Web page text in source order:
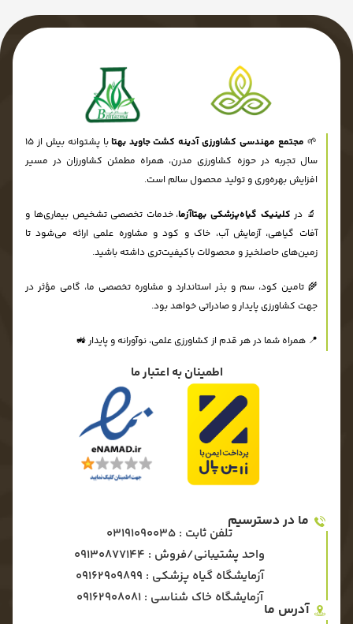
ما در دسترسیم
تلفن ثابت : 03191090035
واحد پشتیبانی/فروش : 09130877144
آزمایشگاه گیاه پزشکی : ۰۹۱۶۲۹۰۹۸۹۹
آزمایشگاه خاک شناسی : ۰۹۱۶۲۹۰۸۰۸۱
آدرس ما
اطمینان به اعتبار ما
🌱 مجتمع مهندسی کشاورزی آدینه کشت جاوید بهتا
با پشتوانه بیش از ۱۵
سال تجربه در حوزه کشاورزی مدرن، همراه مطمئن کشاورزان در مسیر
افزایش بهره‌وری و تولید محصول سالم است.
🔬 در کلینیک گیاه‌پزشکی بهتاآزما، خدمات تخصصی تشخیص بیماری‌ها و
آفات گیاهی، آزمایش آب، خاک و کود و مشاوره علمی ارائه می‌شود تا
زمین‌های حاصلخیز و محصولات باکیفیت‌تری داشته باشید.
🌾 تامین کود، سم و بذر استاندارد و مشاوره تخصصی ما، گامی مؤثر در
جهت کشاورزی پایدار و صادراتی خواهد بود.
📍 همراه شما در هر قدم از کشاورزی علمی، نوآورانه و پایدار 🚜